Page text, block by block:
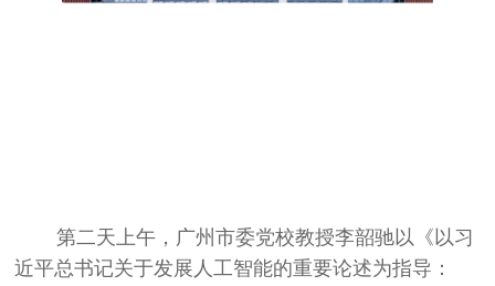
第二天上午，广州市委党校教授李韶驰以《以习
近平总书记关于发展人工智能的重要论述为指导：